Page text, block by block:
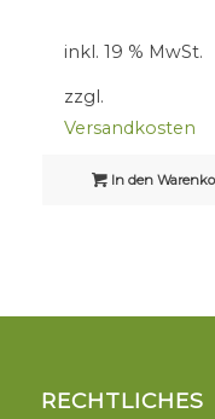
inkl. 19 % MwSt.
zzgl.
Versandkosten
In den
RECHTLICHES